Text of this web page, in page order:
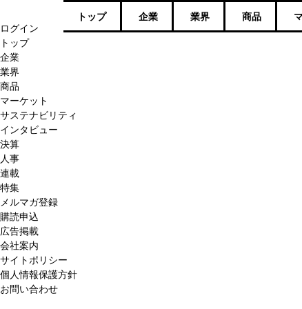
ログイン
トップ
企業
業界
商品
マーケット
サステナビリティ
インタビュー
決算
人事
連載
特集
メルマガ登録
購読申込
広告掲載
会社案内
サイトポリシー
個人情報保護方針
お問い合わせ
トップ 企業 業界 商品